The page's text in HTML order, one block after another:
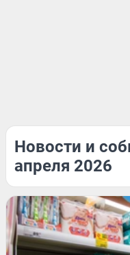
Новости и
апреля 2026